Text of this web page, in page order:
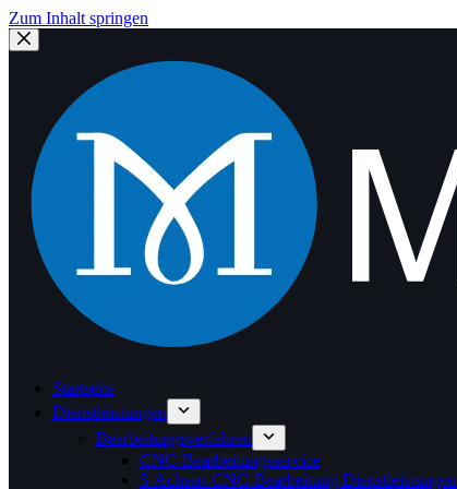
Zum Inhalt springen
Startseite
Dienstleistungen
Bearbeitungsverfahren
CNC-Bearbeitungsservice
5-Achsen-CNC-Bearbeitung Dienstleistungen